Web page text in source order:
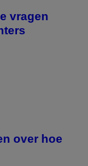
vragen
over hoe